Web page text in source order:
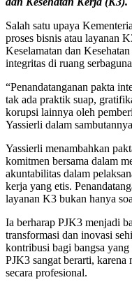
Salah satu upaya
proses bisnis atau layanan
Keselamatan dan
integritas di ruang
“Penandatanganan pakta
tak ada praktik suap,
korupsi lainnya oleh
Yassierli dalam
Yassierli menambahkan
komitmen bersama dalam
akuntabilitas dalam
kerja yang etis.
layanan K3 bukan hanya
Ia berharap PJK3 menjadi
transformasi dan inovasi
kontribusi bagi bangsa
PJK3 sangat berarti,
secara profesional.